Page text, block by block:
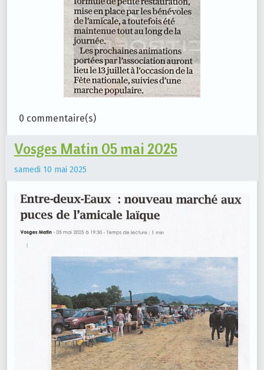
0 commentaire(s)
Vosges Matin 05 mai 2025
samedi 10 mai 2025